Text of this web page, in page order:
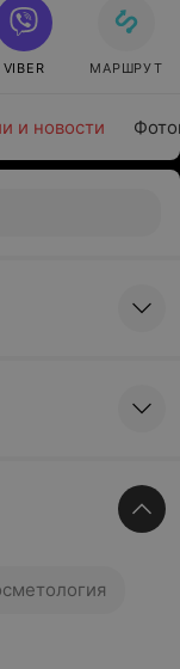
и новости
VIBER МАРШРУТ